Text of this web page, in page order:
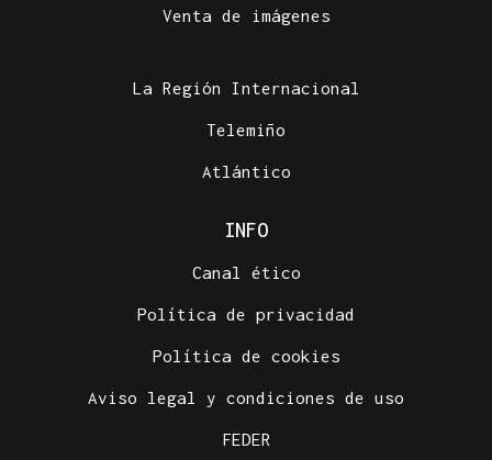
Venta de imágenes
La Región Internacional
Telemiño
Atlántico
INFO
Canal ético
Política de privacidad
Política de cookies
Aviso legal y condiciones de uso
FEDER